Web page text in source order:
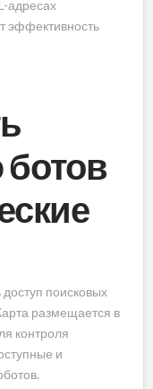
адресах
эффективность
поисковых
размещается в
контроля
и